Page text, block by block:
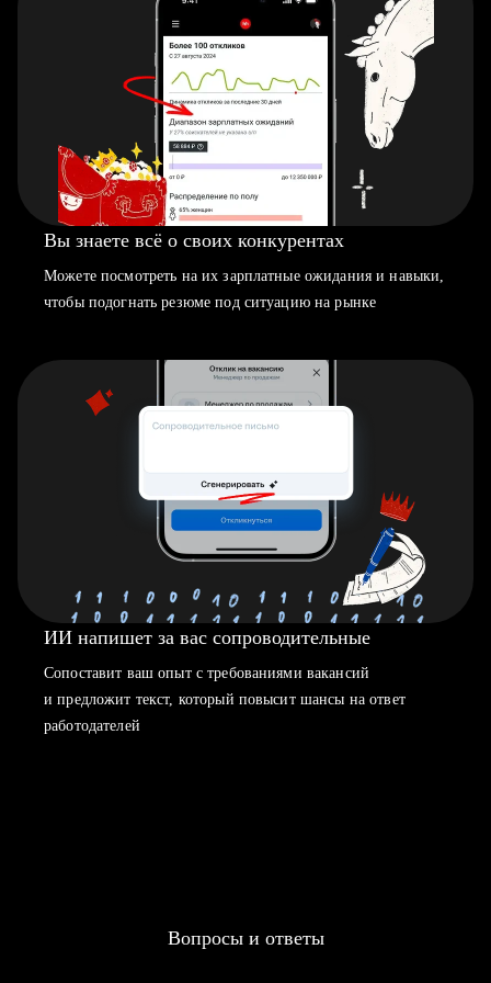
Вы знаете всё о своих конкурентах
Можете посмотреть на их зарплатные ожидания и навыки,
чтобы подогнать резюме под ситуацию на рынке
ИИ напишет за вас сопроводительные
Сопоставит ваш опыт с требованиями вакансий
и предложит текст, который повысит шансы на ответ
работодателей
Вопросы и ответы